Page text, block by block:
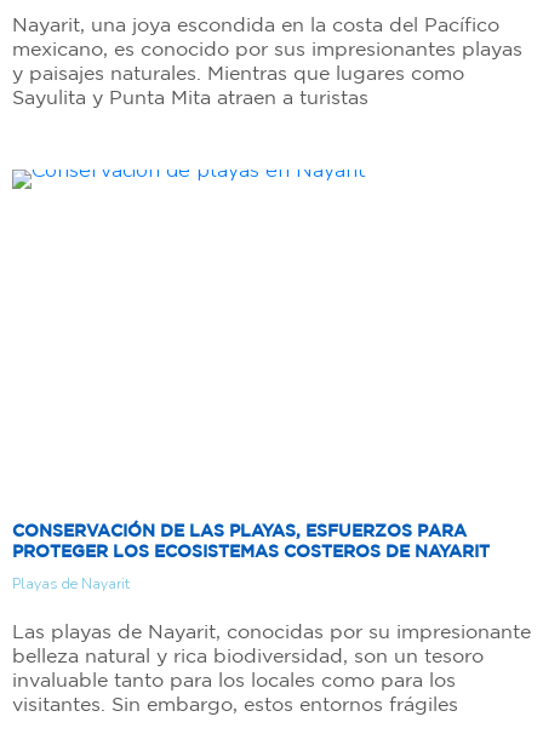
Nayarit, una joya escondida en la costa del Pacífico
mexicano, es conocido por sus impresionantes playas
y paisajes naturales. Mientras que lugares como
Sayulita y Punta Mita atraen a turistas
CONSERVACIÓN DE LAS PLAYAS, ESFUERZOS PARA
PROTEGER LOS ECOSISTEMAS COSTEROS DE NAYARIT
Playas de Nayarit
Las playas de Nayarit, conocidas por su impresionante
belleza natural y rica biodiversidad, son un tesoro
invaluable tanto para los locales como para los
visitantes. Sin embargo, estos entornos frágiles